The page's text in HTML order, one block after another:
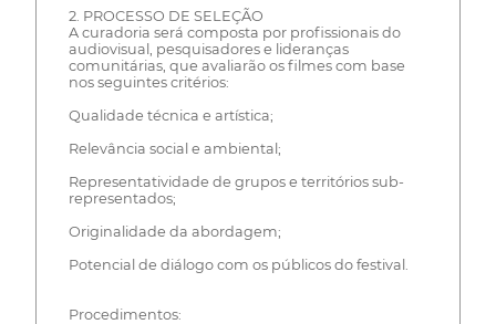
2. PROCESSO DE SELEÇÃO
A curadoria será composta por profissionais do
audiovisual, pesquisadores e lideranças
comunitárias, que avaliarão os filmes com base
nos seguintes critérios:
Qualidade técnica e artística;
Relevância social e ambiental;
Representatividade de grupos e territórios sub-
representados;
Originalidade da abordagem;
Potencial de diálogo com os públicos do festival.
Procedimentos: